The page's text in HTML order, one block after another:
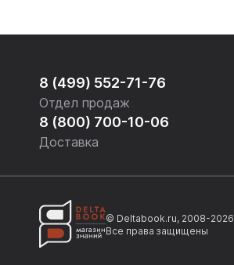
8 (499) 552-71-76
Отдел продаж
8 (800) 700-10-06
Доставка
© Deltabook.ru, 2008-2026
Все права защищены